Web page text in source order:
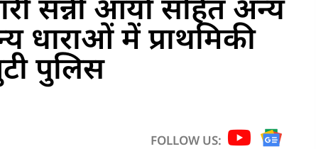
धाराओं में प्राथमिकी
पुलिस
FOLLOW US: